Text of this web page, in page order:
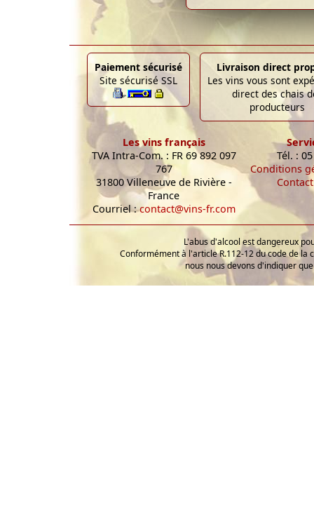
Paiement sécurisé
Site sécurisé SSL
Livraison direct
Les vins vous sont
direct des chais
producteurs
Les vins français
TVA Intra-Com. : FR 69 892 097
767
31800 Villeneuve de Rivière -
France
Courriel :contact@vins-fr.com
Tél. :
Conditions
Contact
L'abus d'alcool est dangereux
Conformément à l'article R.112-12 du code de la
nous nous devons d'indiquer